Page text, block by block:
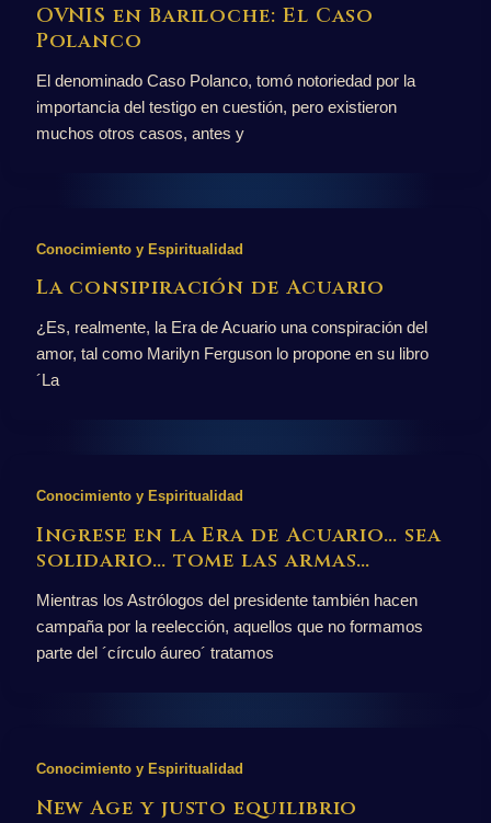
OVNIS en Bariloche: El Caso
Polanco
El denominado Caso Polanco, tomó notoriedad por la
importancia del testigo en cuestión, pero existieron
muchos otros casos, antes y
Conocimiento y Espiritualidad
La consipiración de Acuario
¿Es, realmente, la Era de Acuario una conspiración del
amor, tal como Marilyn Ferguson lo propone en su libro
´La
Conocimiento y Espiritualidad
Ingrese en la Era de Acuario… sea
solidario… tome las armas…
Mientras los Astrólogos del presidente también hacen
campaña por la reelección, aquellos que no formamos
parte del ´círculo áureo´ tratamos
Conocimiento y Espiritualidad
New Age y justo equilibrio